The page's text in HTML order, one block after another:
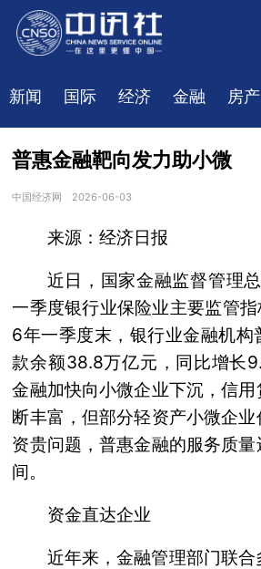
新闻 国际 经济 金融 房产
普惠金融靶向发力助小微
中国经济网 2026-06-03
来源：经济日报
近日，国家金融监督管理
一季度银行业保险业主要监管
6年一季度末，银行业金融机构
款余额38.8万亿元，同比增长
金融加快向小微企业下沉，信
断丰富，但部分轻资产小微企
资贵问题，普惠金融的服务质
间。
资金直达企业
近年来，金融管理部门联